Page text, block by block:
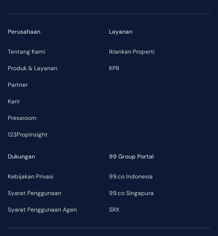
Perusahaan
Tentang Kami
Produk & Layanan
Partner
Karir
Pressroom
123PropInsight
Layanan
Iklankan Properti
KPR
Dukungan
Kebijakan Privasi
Syarat Penggunaan
Syarat Penggunaan Agen
99 Group Portal
99.co Indonesia
99.co Singapura
SRX